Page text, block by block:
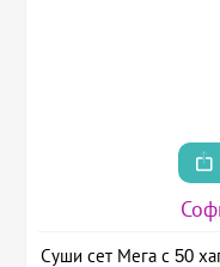
Суши сет Мега с 50